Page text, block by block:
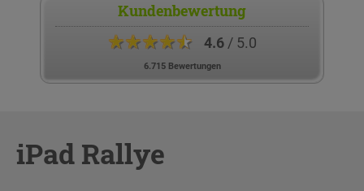
Kundenbewertung
★★★★★ 4.6/ 5.0
6.715 Bewertungen
iPad Rallye